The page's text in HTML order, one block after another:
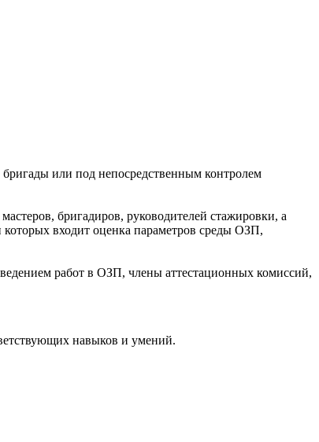
или под непосредственным контролем
бригадиров, руководителей стажировки, а
входит оценка параметров среды ОЗП,
работ в ОЗП, члены аттестационных комиссий,
навыков и умений.